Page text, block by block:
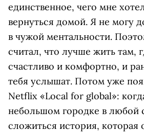
единственное, чего мне
вернуться домой. Я не могу
в чужой ментальности.
считал, что лучше жить там,
счастливо и комфортно, и
тебя услышат. Потом уже
Netflix «Local for global»:
небольшом городке в любой
сложиться история, которая